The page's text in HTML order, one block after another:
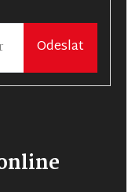
Odeslat